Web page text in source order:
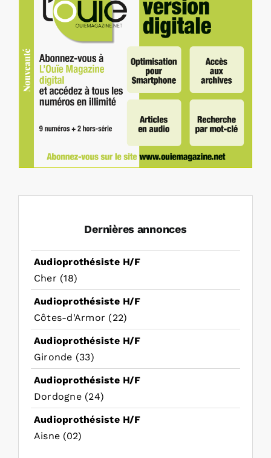
Dernières annonces
Audioprothésiste H/F
Cher (18)
Audioprothésiste H/F
Côtes-d'Armor (22)
Audioprothésiste H/F
Gironde (33)
Audioprothésiste H/F
Dordogne (24)
Audioprothésiste H/F
Aisne (02)